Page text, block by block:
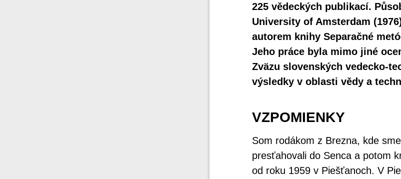
225 vědeckých publikací.
University of Amsterdam
autorem knihy Separačné
Jeho práce byla mimo jiné
Zväzu slovenských
výsledky v oblasti vědy a
VZPOMIENKY
Som rodákom z Brezna, kde
presťahovali do Senca a potom
od roku 1959 v Piešťanoch. V